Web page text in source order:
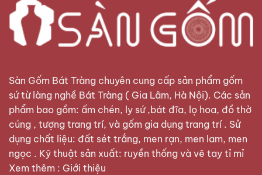
Sàn Gốm Bát Tràng chuyên cung cấp sản phẩm gốm
sứ từ làng nghề Bát Tràng ( Gia Lâm, Hà Nội). Các sản
phẩm bao gồm: ấm chén, ly sứ ,bát đĩa, lọ hoa, đồ thờ
cúng , tượng trang trí, và gốm gia dụng trang trí . Sử
dụng chất liệu: đất sét trắng, men rạn, men lam, men
ngọc . Kỹ thuật sản xuất: ruyền thống và vẽ tay tỉ mỉ
Xem thêm : Giới thiệu